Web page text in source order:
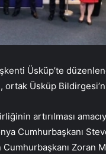
Üsküp’te
ortak Üsküp
artırılması
Cumhurbaşkanı
Zoran